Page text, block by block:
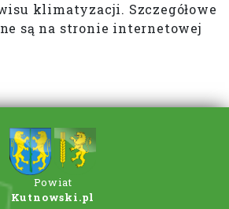
klimatyzacji. Szczegółowe
są na stronie internetowej
Powiat
Kutnowski.pl